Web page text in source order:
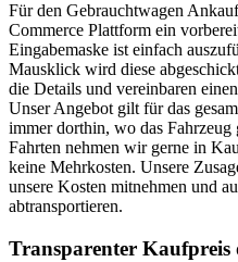
Für den Gebrauchtwagen
Commerce Plattform ein
Eingabemaske ist einfach
Mausklick wird diese
die Details und vereinbaren
Unser Angebot gilt für das
immer dorthin, wo das Fahrzeug
Fahrten nehmen wir gerne in
keine Mehrkosten. Unsere
unsere Kosten mitnehmen und
abtransportieren.
Transparenter Kaufpreis